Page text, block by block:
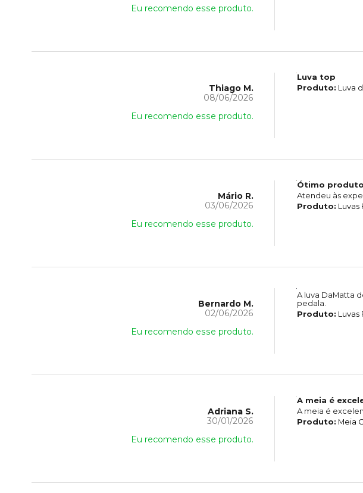
Eu recomendo esse produto.
Thiago M.
08/06/2026
Eu recomendo esse produto.
Luva top
Produto: Luva
Mário R.
03/06/2026
Eu recomendo esse produto.
Ótimo produto
Atendeu às
Produto:
Bernardo M.
02/06/2026
Eu recomendo esse produto.
A luva DaMatta
pedala.
Produto:
Adriana S.
30/01/2026
Eu recomendo esse produto.
A meia é
A meia é
Produto: Meia